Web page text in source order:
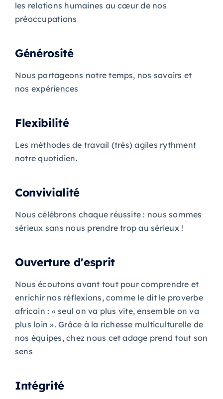
les relations humaines au cœur de nos
préoccupations
Générosité
Nous partageons notre temps, nos savoirs et
nos expériences
Flexibilité
Les méthodes de travail (très) agiles rythment
notre quotidien.
Convivialité
Nous célébrons chaque réussite : nous sommes
sérieux sans nous prendre trop au sérieux !
Ouverture d'esprit
Nous écoutons avant tout pour comprendre et
enrichir nos réflexions, comme le dit le proverbe
africain : « seul on va plus vite, ensemble on va
plus loin ». Grâce à la richesse multiculturelle de
nos équipes, chez nous cet adage prend tout son
sens
Intégrité